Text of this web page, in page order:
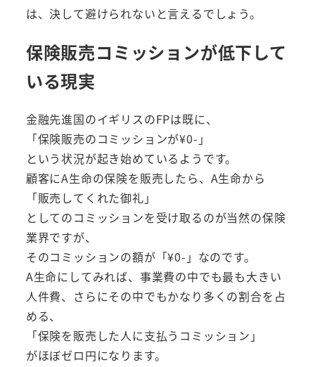
は、決して避けられないと言えるでしょう。
保険販売コミッションが低下して
いる現実
金融先進国のイギリスのFPは既に、
「保険販売のコミッションが¥0-」
という状況が起き始めているようです。
顧客にA生命の保険を販売したら、A生命から
「販売してくれた御礼」
としてのコミッションを受け取るのが当然の保険
業界ですが、
そのコミッションの額が「¥0-」なのです。
A生命にしてみれば、事業費の中でも最も大きい
人件費、さらにその中でもかなり多くの割合を占
める、
「保険を販売した人に支払うコミッション」
がほぼゼロ円になります。